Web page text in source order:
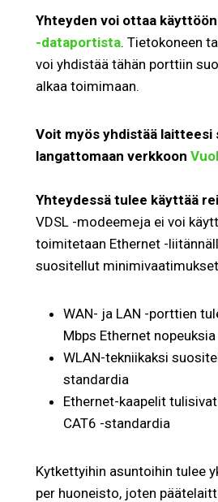
Yhteyden voi ottaa
-dataportista. Tietokoneen
voi yhdistää tähän porttiin
alkaa toimimaan.
Voit myös yhdistää laitteesi
langattomaan verkkoon
Yhteydessä tulee käyttää
VDSL -modeemeja ei voi
toimitetaan Ethernet -
suositellut
WAN- ja LAN -porttien
Mbps Ethernet nopeuksia
WLAN-tekniikaksi
standardia
Ethernet-kaapelit
CAT6 -standardia
Kytkettyihin asuntoihin tulee
per huoneisto, joten